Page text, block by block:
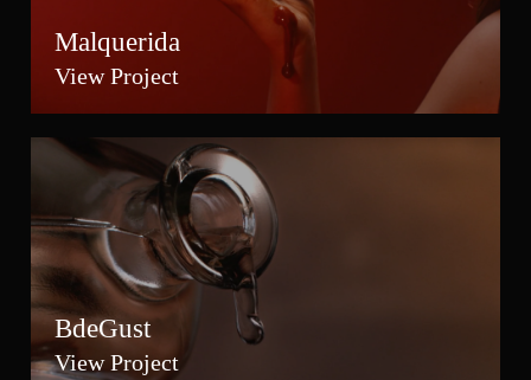
Malquerida
View Project
BdeGust
View Project